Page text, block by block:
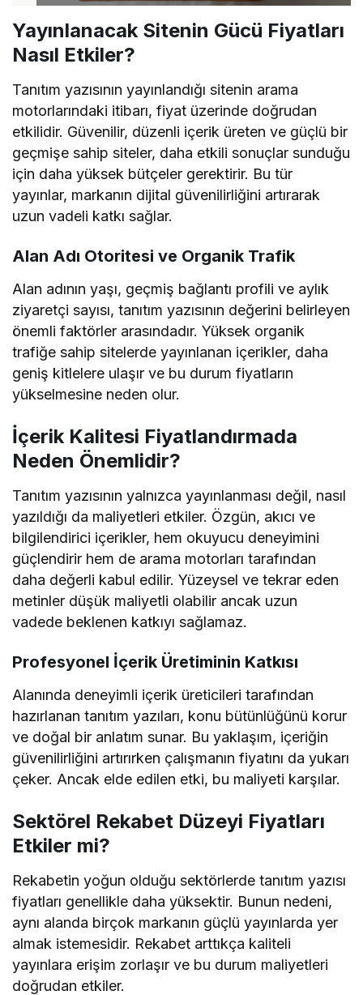
Yayınlanacak Sitenin Gücü Fiyatları
Nasıl Etkiler?
Tanıtım yazısının yayınlandığı sitenin arama
motorlarındaki itibarı, fiyat üzerinde doğrudan
etkilidir. Güvenilir, düzenli içerik üreten ve güçlü bir
geçmişe sahip siteler, daha etkili sonuçlar sunduğu
için daha yüksek bütçeler gerektirir. Bu tür
yayınlar, markanın dijital güvenilirliğini artırarak
uzun vadeli katkı sağlar.
Alan Adı Otoritesi ve Organik Trafik
Alan adının yaşı, geçmiş bağlantı profili ve aylık
ziyaretçi sayısı, tanıtım yazısının değerini belirleyen
önemli faktörler arasındadır. Yüksek organik
trafiğe sahip sitelerde yayınlanan içerikler, daha
geniş kitlelere ulaşır ve bu durum fiyatların
yükselmesine neden olur.
İçerik Kalitesi Fiyatlandırmada
Neden Önemlidir?
Tanıtım yazısının yalnızca yayınlanması değil, nasıl
yazıldığı da maliyetleri etkiler. Özgün, akıcı ve
bilgilendirici içerikler, hem okuyucu deneyimini
güçlendirir hem de arama motorları tarafından
daha değerli kabul edilir. Yüzeysel ve tekrar eden
metinler düşük maliyetli olabilir ancak uzun
vadede beklenen katkıyı sağlamaz.
Profesyonel İçerik Üretiminin Katkısı
Alanında deneyimli içerik üreticileri tarafından
hazırlanan tanıtım yazıları, konu bütünlüğünü korur
ve doğal bir anlatım sunar. Bu yaklaşım, içeriğin
güvenilirliğini artırırken çalışmanın fiyatını da yukarı
çeker. Ancak elde edilen etki, bu maliyeti karşılar.
Sektörel Rekabet Düzeyi Fiyatları
Etkiler mi?
Rekabetin yoğun olduğu sektörlerde tanıtım yazısı
fiyatları genellikle daha yüksektir. Bunun nedeni,
aynı alanda birçok markanın güçlü yayınlarda yer
almak istemesidir. Rekabet arttıkça kaliteli
yayınlara erişim zorlaşır ve bu durum maliyetleri
doğrudan etkiler.